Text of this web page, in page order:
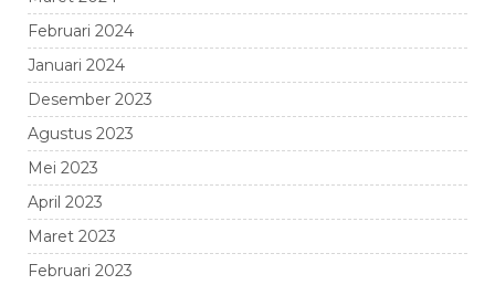
Februari 2024
Januari 2024
Desember 2023
Agustus 2023
Mei 2023
April 2023
Maret 2023
Februari 2023